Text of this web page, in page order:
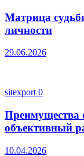
Матрица
личности
29.06.2026
sitexport 0
Преимущества
объективный
10.04.2026